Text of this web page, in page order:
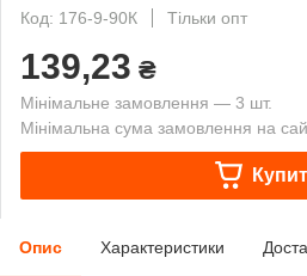
Код: 176-9-90К
Тільки опт
139,23 ₴
Мінімальне замовлення — 3 шт.
Мінімальна сума замовлення на
Опис Характеристики